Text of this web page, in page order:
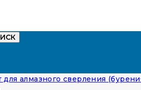
для алмазного сверления